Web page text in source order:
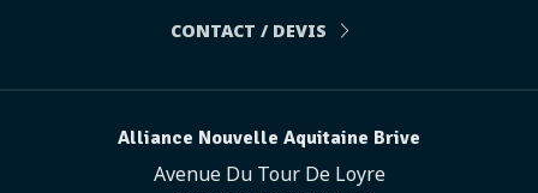
CONTACT / DEVIS
Alliance Nouvelle Aquitaine Brive
Avenue Du Tour De Loyre